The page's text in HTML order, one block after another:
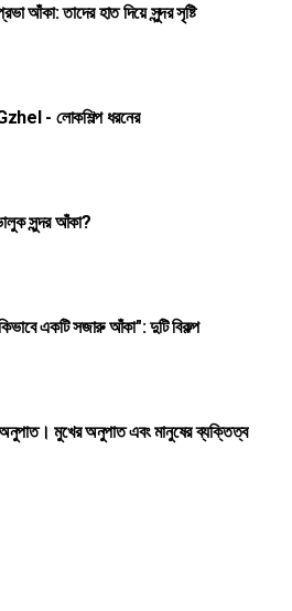
আঁকা: তাদের হাত দিয়ে সুন্দর সৃষ্টি
- লোকশিল্প ধরনের
সুন্দর আঁকা?
একটি সজারু আঁকা": দুটি বিকল্প
মুখের অনুপাত এবং মানুষের ব্যক্তিত্ব